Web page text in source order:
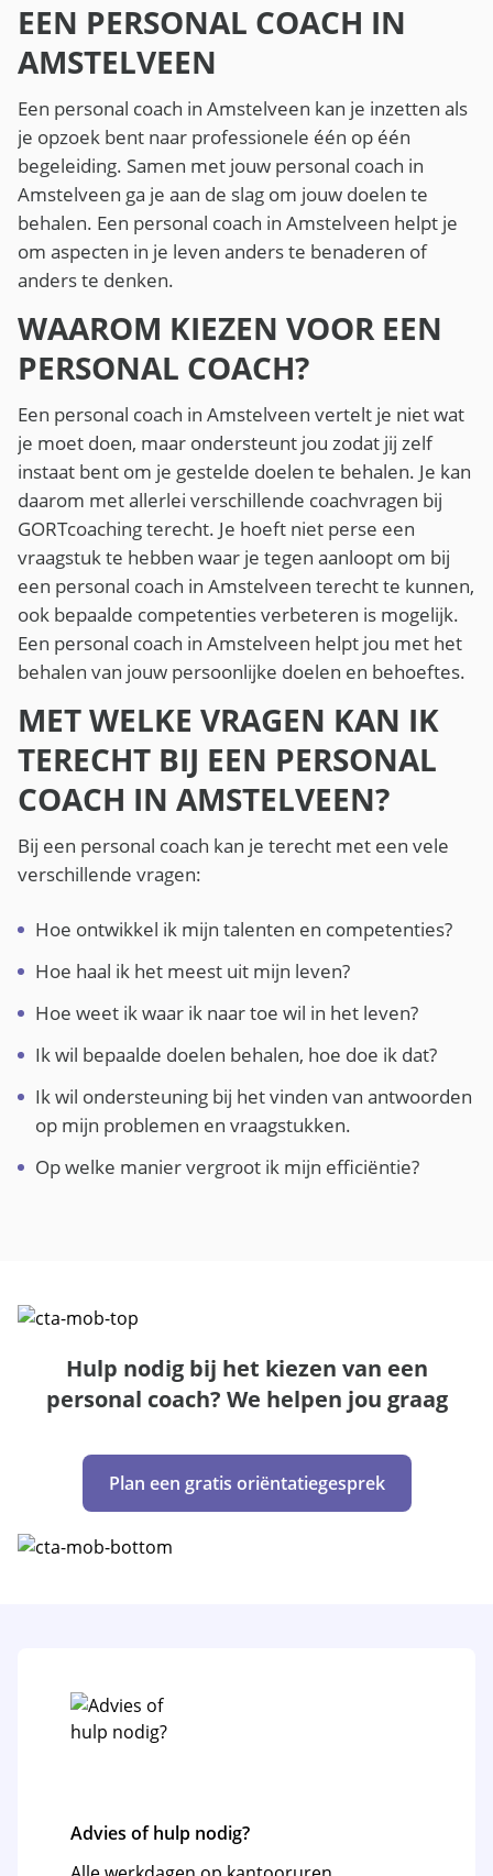
EEN PERSONAL COACH IN
AMSTELVEEN
Een personal coach in Amstelveen kan je inzetten als
je opzoek bent naar professionele één op één
begeleiding. Samen met jouw personal coach in
Amstelveen ga je aan de slag om jouw doelen te
behalen. Een personal coach in Amstelveen helpt je
om aspecten in je leven anders te benaderen of
anders te denken.
WAAROM KIEZEN VOOR EEN
PERSONAL COACH?
Een personal coach in Amstelveen vertelt je niet wat
je moet doen, maar ondersteunt jou zodat jij zelf
instaat bent om je gestelde doelen te behalen. Je kan
daarom met allerlei verschillende coachvragen bij
GORTcoaching terecht. Je hoeft niet perse een
vraagstuk te hebben waar je tegen aanloopt om bij
een personal coach in Amstelveen terecht te kunnen,
ook bepaalde competenties verbeteren is mogelijk.
Een personal coach in Amstelveen helpt jou met het
behalen van jouw persoonlijke doelen en behoeftes.
MET WELKE VRAGEN KAN IK
TERECHT BIJ EEN PERSONAL
COACH IN AMSTELVEEN?
Bij een personal coach kan je terecht met een vele
verschillende vragen:
Hoe ontwikkel ik mijn talenten en competenties?
Hoe haal ik het meest uit mijn leven?
Hoe weet ik waar ik naar toe wil in het leven?
Ik wil bepaalde doelen behalen, hoe doe ik dat?
Ik wil ondersteuning bij het vinden van antwoorden
op mijn problemen en vraagstukken.
Op welke manier vergroot ik mijn efficiëntie?
Hulp nodig bij het kiezen van een
personal coach? We helpen jou graag
Plan een gratis oriëntatiegesprek
Advies of hulp nodig?